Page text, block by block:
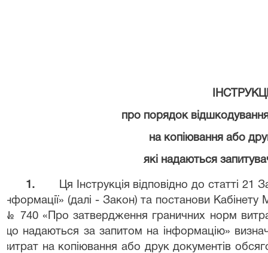
про порядок
на копіювання або
які надаються
1. Ця Інструкція відповідно до статті 21
інформації» (далі - Закон) та постанови Кабінету
№ 740 «Про затвердження граничних норм
що надаються за запитом на інформацію»
витрат на копіювання або друк документів